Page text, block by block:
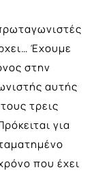
Έχουμε
στην
αυτής
τρεις
για
που έχει